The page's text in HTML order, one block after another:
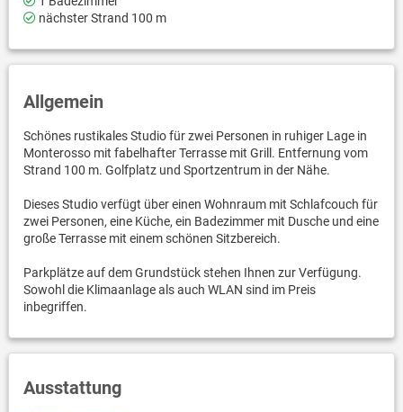
nächster Strand 100 m
Allgemein
Schönes rustikales Studio für zwei Personen in ruhiger Lage in
Monterosso mit fabelhafter Terrasse mit Grill. Entfernung vom
Strand 100 m. Golfplatz und Sportzentrum in der Nähe.
Dieses Studio verfügt über einen Wohnraum mit Schlafcouch für
zwei Personen, eine Küche, ein Badezimmer mit Dusche und eine
große Terrasse mit einem schönen Sitzbereich.
Parkplätze auf dem Grundstück stehen Ihnen zur Verfügung.
Sowohl die Klimaanlage als auch WLAN sind im Preis
inbegriffen.
Ausstattung